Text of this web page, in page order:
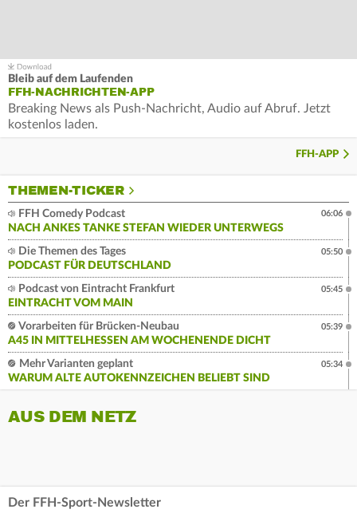
Bleib auf dem Laufenden
FFH-NACHRICHTEN-APP
Breaking News als Push-Nachricht, Audio auf Abruf. Jetzt
kostenlos laden.
FFH-APP
THEMEN-TICKER
FFH Comedy Podcast
NACH ANKES TANKE STEFAN WIEDER UNTERWEGS
06:06
Die Themen des Tages
PODCAST FÜR DEUTSCHLAND
05:50
Podcast von Eintracht Frankfurt
EINTRACHT VOM MAIN
05:45
Vorarbeiten für Brücken-Neubau
A45 IN MITTELHESSEN AM WOCHENENDE DICHT
05:39
Mehr Varianten geplant
WARUM ALTE AUTOKENNZEICHEN BELIEBT SIND
05:34
AUS DEM NETZ
Der FFH-Sport-Newsletter